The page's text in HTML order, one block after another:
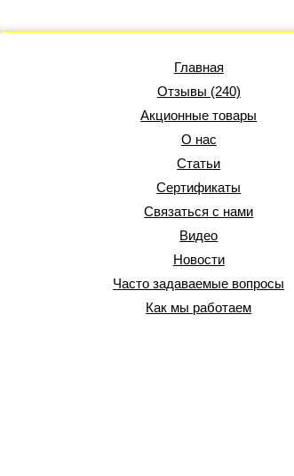
Главная
Отзывы (240)
Акционные товары
О нас
Статьи
Сертификаты
Связаться с нами
Видео
Новости
Часто задаваемые вопросы
Как мы работаем